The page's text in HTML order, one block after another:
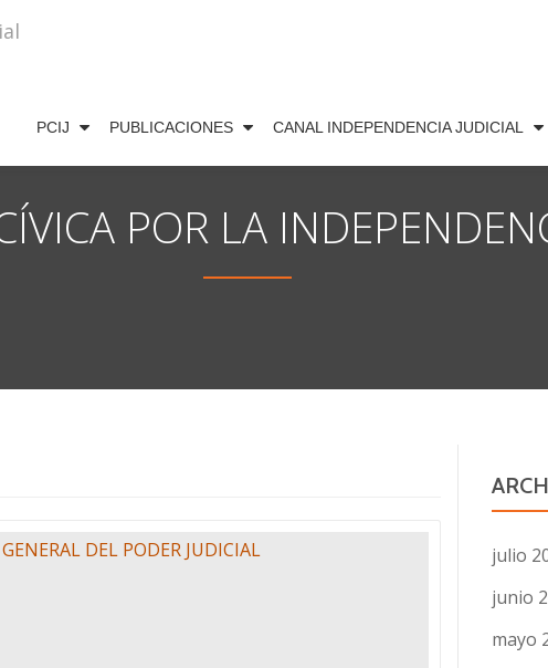
PCIJ PUBLICACIONES CANAL INDEPENDENCIA JUDICIAL
POR LA
julio
junio
mayo